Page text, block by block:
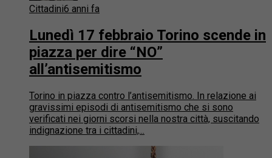
Cittadini6 anni fa
Lunedì 17 febbraio Torino scende in
piazza per dire “NO”
all’antisemitismo
Torino in piazza contro l’antisemitismo. In relazione ai
gravissimi episodi di antisemitismo che si sono
verificati nei giorni scorsi nella nostra città, suscitando
indignazione tra i cittadini,...